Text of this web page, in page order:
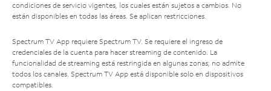
condiciones de servicio vigentes, los cuales están sujetos a cambios. No
están disponibles en todas las áreas. Se aplican restricciones.
Spectrum TV App requiere Spectrum TV. Se requiere el ingreso de
credenciales de la cuenta para hacer streaming de contenido. La
funcionalidad de streaming está restringida en algunas zonas; no admite
todos los canales. Spectrum TV App está disponible solo en dispositivos
compatibles.